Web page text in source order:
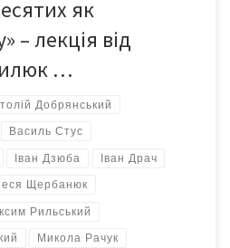
як
– лекція від
…
Добрянський
Василь Стус
Іван Дзюба Іван Драч
Щербанюк
Рильський
Микола Рачук